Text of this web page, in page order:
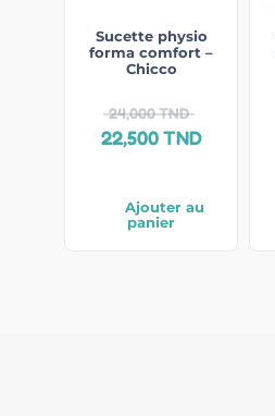
Sucette physio
forma comfort –
Chicco
24,000TND
22,500TND
Ajouter au
panier